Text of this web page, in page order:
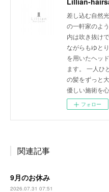
差し込む自然
の一軒家のよ
内は吹き抜け
ながらもゆと
を用いたヘッ
ます。 一人ひ
の髪をずっと
優しい施術を
フォロー
関連記事
9月のお休み
2026.07.31 07:51